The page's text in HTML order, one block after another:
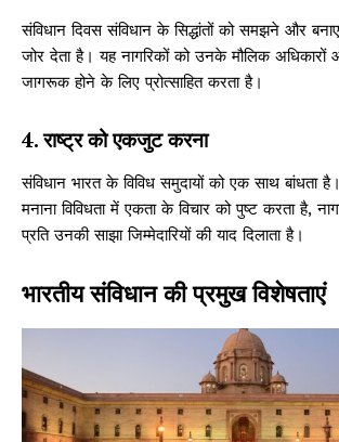
संविधान दिवस संविधान के सिद्धांतों को समझने और
जोर देता है। यह नागरिकों को उनके मौलिक अधिकारों
जागरूक होने के लिए प्रोत्साहित करता है।
4. राष्ट्र को एकजुट करना
संविधान भारत के विविध समुदायों को एक साथ बांधता
मनाना विविधता में एकता के विचार को पुष्ट करता है,
प्रति उनकी साझा जिम्मेदारियों की याद दिलाता है।
भारतीय संविधान की प्रमुख विशेषताएं